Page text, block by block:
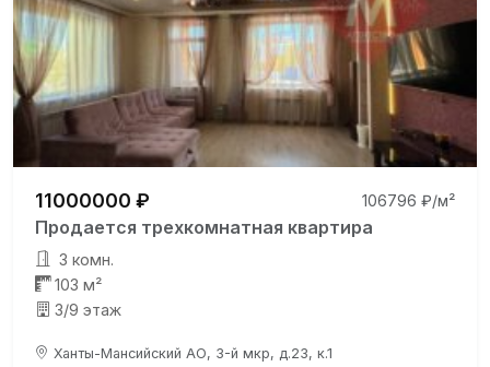
11000000 ₽ 106796 ₽/м²
Продается трехкомнатная квартира
3 комн.
103 м²
3/9 этаж
Ханты-Мансийский АО, 3-й мкр, д.23, к.1